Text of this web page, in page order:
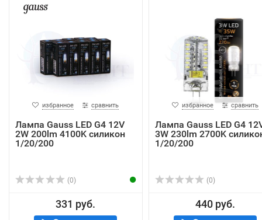
избранное сравнить
Лампа Gauss LED G4 12V
2W 200lm 4100K силикон
1/20/200
(0)
331 руб.
избранное сравнить
Лампа Gauss LED G4
3W 230lm 2700K
1/20/200
(0)
440 руб.